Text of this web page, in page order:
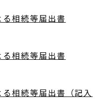
相続等届出書
相続等届出書
相続等届出書（記入